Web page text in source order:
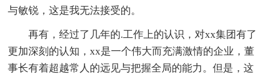
与敏锐，这是我无法接受的。
再有，经过了几年的.工作上的认识，对xx集团有了
更加深刻的认知，xx是一个伟大而充满激情的企业，董
事长有着超越常人的远见与把握全局的能力。但是，这